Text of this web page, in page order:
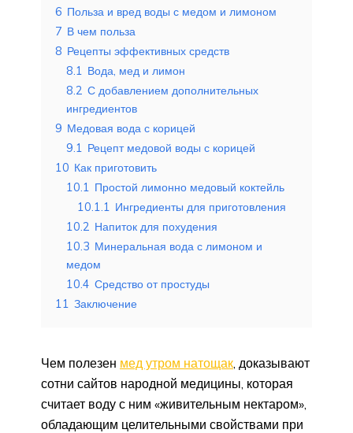
6 Польза и вред воды с медом и лимоном
7 В чем польза
8 Рецепты эффективных средств
8.1 Вода, мед и лимон
8.2 С добавлением дополнительных
ингредиентов
9 Медовая вода с корицей
9.1 Рецепт медовой воды с корицей
10 Как приготовить
10.1 Простой лимонно медовый коктейль
10.1.1 Ингредиенты для приготовления
10.2 Напиток для похудения
10.3 Минеральная вода с лимоном и
медом
10.4 Средство от простуды
11 Заключение
Чем полезен мед утром натощак , доказывают
сотни сайтов народной медицины, которая
считает воду с ним «живительным нектаром»,
обладающим целительными свойствами при